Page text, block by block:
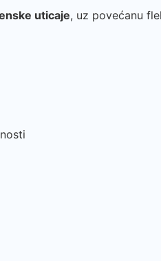
uticaje, uz povećanu